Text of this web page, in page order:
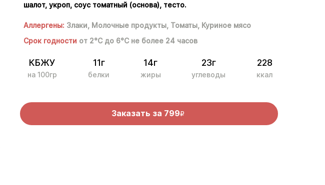
шалот, укроп, соус томатный (основа), тесто.
Аллергены: Злаки, Молочные продукты, Томаты, Куриное мясо
Срок годности от 2°С до 6°С не более 24 часов
КБЖУ
на 100гр
11г
белки
14г
жиры
23г
углеводы
228
ккал
Заказать за 799R